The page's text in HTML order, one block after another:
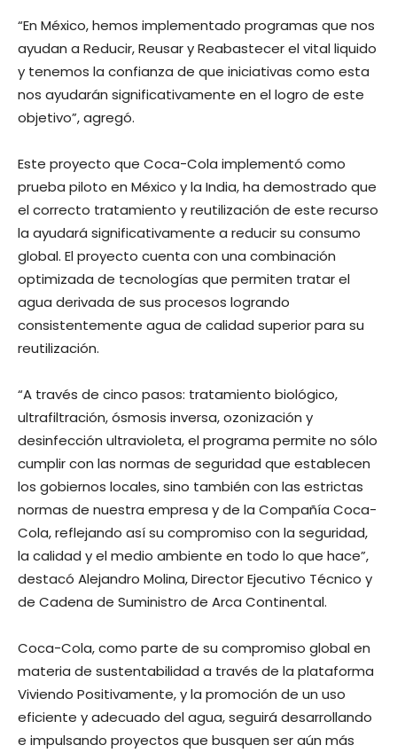
“En México, hemos implementado programas que nos
ayudan a Reducir, Reusar y Reabastecer el vital liquido
y tenemos la confianza de que iniciativas como esta
nos ayudarán significativamente en el logro de este
objetivo”, agregó.
Este proyecto que Coca-Cola implementó como
prueba piloto en México y la India, ha demostrado que
el correcto tratamiento y reutilización de este recurso
la ayudará significativamente a reducir su consumo
global. El proyecto cuenta con una combinación
optimizada de tecnologías que permiten tratar el
agua derivada de sus procesos logrando
consistentemente agua de calidad superior para su
reutilización.
“A través de cinco pasos: tratamiento biológico,
ultrafiltración, ósmosis inversa, ozonización y
desinfección ultravioleta, el programa permite no sólo
cumplir con las normas de seguridad que establecen
los gobiernos locales, sino también con las estrictas
normas de nuestra empresa y de la Compañía Coca-
Cola, reflejando así su compromiso con la seguridad,
la calidad y el medio ambiente en todo lo que hace”,
destacó Alejandro Molina, Director Ejecutivo Técnico y
de Cadena de Suministro de Arca Continental.
Coca-Cola, como parte de su compromiso global en
materia de sustentabilidad a través de la plataforma
Viviendo Positivamente, y la promoción de un uso
eficiente y adecuado del agua, seguirá desarrollando
e impulsando proyectos que busquen ser aún más